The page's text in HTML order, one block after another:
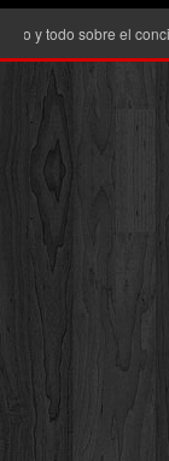
todo sobre el